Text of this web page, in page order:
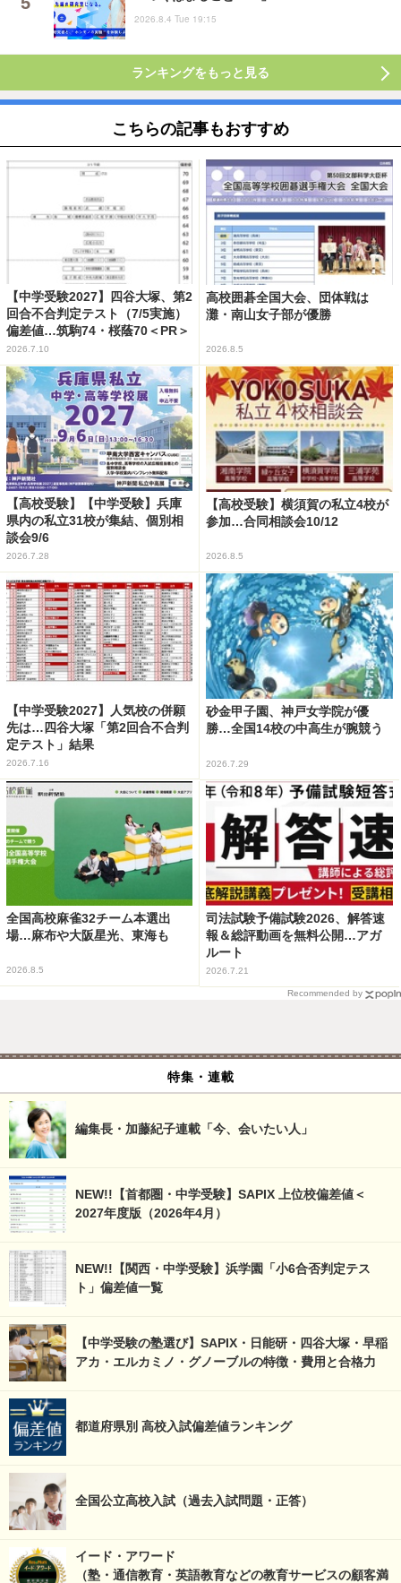
2026.8.4 Tue 19:15
ランキングをもっと見る
こちらの記事もおすすめ
【中学受験2027】四谷大塚、第2
回合不合判定テスト（7/5実施）
偏差値…筑駒74・桜蔭70＜PR＞
2026.7.10
高校囲碁全国大会、団体戦は
灘・南山女子部が優勝
2026.8.5
【高校受験】【中学受験】兵庫
県内の私立31校が集結、個別相
談会9/6
2026.7.28
【高校受験】横須賀の私立4校が
参加…合同相談会10/12
2026.8.5
【中学受験2027】人気校の併願
先は…四谷大塚「第2回合不合判
定テスト」結果
2026.7.16
砂金甲子園、神戸女学院が優
勝…全国14校の中高生が腕競う
2026.7.29
全国高校麻雀32チーム本選出
場…麻布や大阪星光、東海も
2026.8.5
司法試験予備試験2026、解答速
報＆総評動画を無料公開…アガ
ルート
2026.7.21
Recommended by
特集・連載
編集長・加藤紀子連載「今、会いたい人」
NEW!!【首都圏・中学受験】SAPIX 上位校偏差値＜
2027年度版（2026年4月）
NEW!!【関西・中学受験】浜学園「小6合否判定テス
ト」偏差値一覧
【中学受験の塾選び】SAPIX・日能研・四谷大塚・早稲
アカ・エルカミノ・グノーブルの特徴・費用と合格力
都道府県別 高校入試偏差値ランキング
全国公立高校入試（過去入試問題・正答）
イード・アワード
（塾・通信教育・英語教育などの教育サービスの顧客満